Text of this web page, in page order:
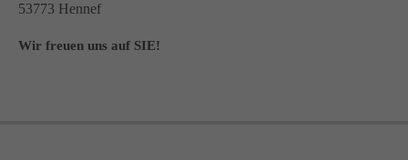
53773 Hennef
Wir freuen uns auf SIE!